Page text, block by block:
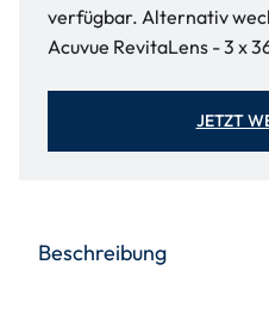
verfügbar. Alternativ
Acuvue RevitaLens - 3 x
JETZT
Beschreibung